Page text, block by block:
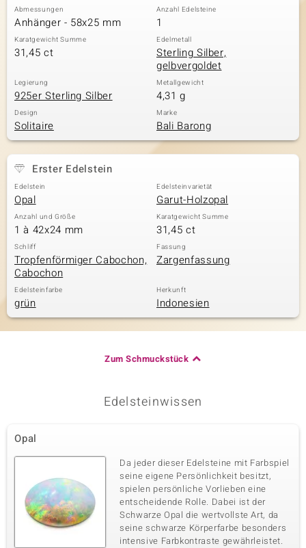
Collection
Classics
Abmessungen
Anhänger - 58x25 mm
Anzahl Edelsteine
1
Karatgewicht Summe
31,45 ct
Edelmetall
Sterling Silber,
gelbvergoldet
Legierung
925er Sterling Silber
Metallgewicht
4,31 g
Design
Solitaire
Marke
Bali Barong
Erster Edelstein
Edelstein
Opal
Edelsteinvarietät
Garut-Holzopal
Anzahl und Größe
1 à 42x24 mm
Karatgewicht Summe
31,45 ct
Schliff
Tropfenförmiger Cabochon,
Cabochon
Fassung
Zargenfassung
Edelsteinfarbe
grün
Herkunft
Indonesien
Zum Schmuckstück
Edelsteinwissen
Opal
Da jeder dieser Edelsteine mit Farbspiel
seine eigene Persönlichkeit besitzt,
spielen persönliche Vorlieben eine
entscheidende Rolle. Dabei ist der
Schwarze Opal die wertvollste Art, da
seine schwarze Körperfarbe besonders
intensive Farbkontraste gewährleistet.